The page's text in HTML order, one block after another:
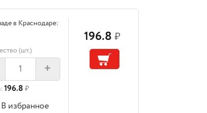
в Краснодаре:
(шт.)
+
196.8 ₽
В избранное
196.8 ₽